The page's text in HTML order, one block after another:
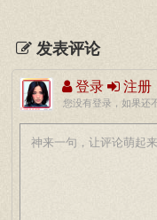
发表评论
登录 注册
您没有登录，如果还